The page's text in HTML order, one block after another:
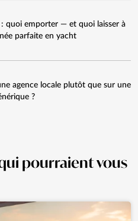
quoi emporter — et quoi laisser à
parfaite en yacht
agence locale plutôt que sur une
?
pourraient vous